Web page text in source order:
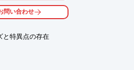
なオプションを購入する必要がありま
問い合わせ
と特異点の存在